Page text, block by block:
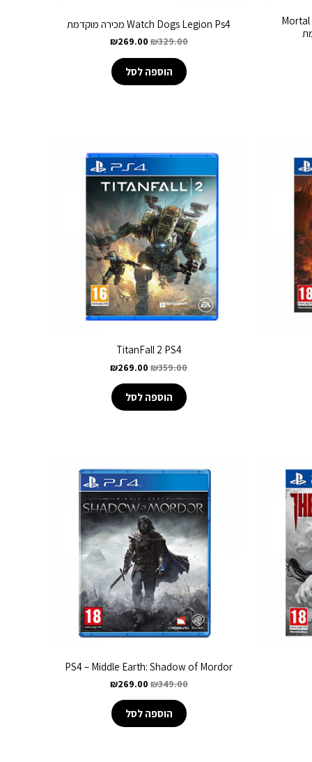
Mortal Watch Dogs Legion Ps4 מכירה מוקדמת
₪329.00
₪269.00
הוספה לסל
TitanFall 2 PS4
₪359.00
₪269.00
הוספה לסל
PS4 – Middle Earth: Shadow of Mordor
₪349.00
₪269.00
הוספה לסל